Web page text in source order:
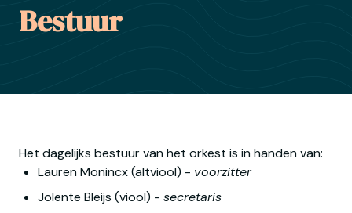
Bestuur
Het dagelijks bestuur van het orkest is in handen van:
Lauren Monincx (altviool) - voorzitter
Jolente Bleijs (viool) - secretaris